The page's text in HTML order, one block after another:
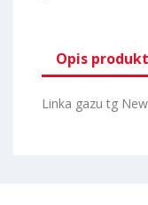
Opis
Linka gazu tg